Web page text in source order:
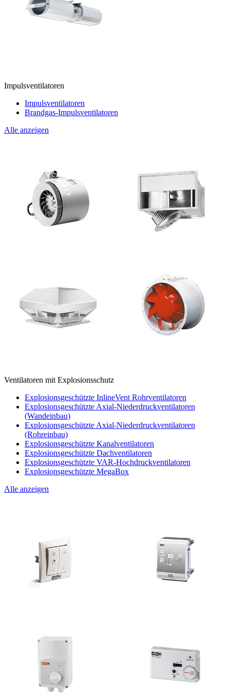
Impulsventilatoren
Impulsventilatoren
Brandgas-Impulsventilatoren
Alle anzeigen
Ventilatoren mit Explosionsschutz
Explosionsgeschützte InlineVent Rohrventilatoren
Explosionsgeschützte Axial-Niederdruckventilatoren
(Wandeinbau)
Explosionsgeschützte Axial-Niederdruckventilatoren
(Rohreinbau)
Explosionsgeschützte Kanalventilatoren
Explosionsgeschützte Dachventilatoren
Explosionsgeschützte VAR-Hochdruckventilatoren
Explosionsgeschützte MegaBox
Alle anzeigen